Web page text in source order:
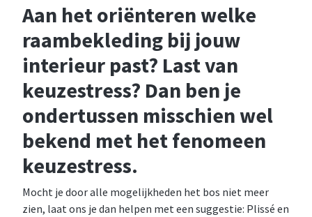
Aan het oriënteren welke
raambekleding bij jouw
interieur past? Last van
keuzestress? Dan ben je
ondertussen misschien wel
bekend met het fenomeen
keuzestress.
Mocht je door alle mogelijkheden het bos niet meer
zien, laat ons je dan helpen met een suggestie: Plissé en